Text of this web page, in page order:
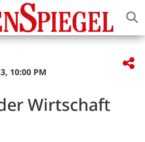
10:00 PM
Wirtschaft